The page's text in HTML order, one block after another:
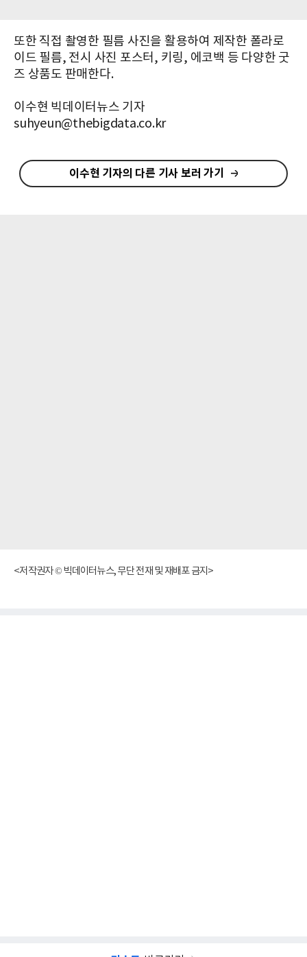
또한 직접 촬영한 필름 사진을 활용하여 제작한 폴라로
이드 필름, 전시 사진 포스터, 키링, 에코백 등 다양한 굿
즈 상품도 판매한다.
이수현 빅데이터뉴스 기자
suhyeun@thebigdata.co.kr
이수현 기자의 다른 기사 보러 가기
<저작권자 © 빅데이터뉴스, 무단 전재 및 재배포 금지>